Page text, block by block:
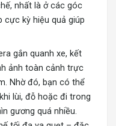
nhất là ở các góc
cực kỳ hiệu quả giúp
gắn quanh xe, kết
ảnh toàn cảnh trực
Nhờ đó, bạn có thể
lùi, đỗ hoặc đi trong
gương quá nhiều.